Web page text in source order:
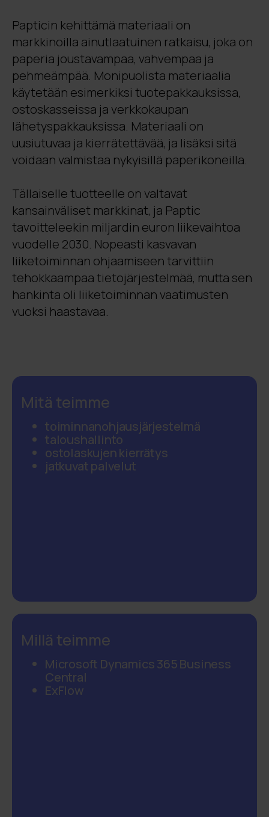
Papticin kehittämä materiaali on
markkinoilla ainutlaatuinen ratkaisu, joka on
paperia joustavampaa, vahvempaa ja
pehmeämpää. Monipuolista materiaalia
käytetään esimerkiksi tuotepakkauksissa,
ostoskasseissa ja verkkokaupan
lähetyspakkauksissa. Materiaali on
uusiutuvaa ja kierrätettävää, ja lisäksi sitä
voidaan valmistaa nykyisillä paperikoneilla.
Tällaiselle tuotteelle on valtavat
kansainväliset markkinat, ja Paptic
tavoitteleekin miljardin euron liikevaihtoa
vuodelle 2030. Nopeasti kasvavan
liiketoiminnan ohjaamiseen tarvittiin
tehokkaampaa tietojärjestelmää, mutta sen
hankinta oli liiketoiminnan vaatimusten
vuoksi haastavaa.
Mitä teimme
toiminnanohjausjärjestelmä
taloushallinto
ostolaskujen kierrätys
jatkuvat palvelut
Millä teimme
Microsoft Dynamics 365 Business
Central
ExFlow